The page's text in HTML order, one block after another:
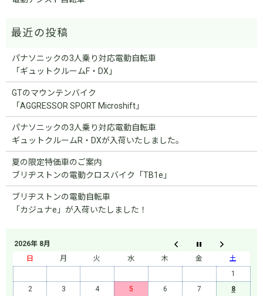
パナソニックの3人乗り対応電動自転車
「ギュットクルームF・DX」
GTのマウンテンバイク
「AGGRESSOR SPORT Microshift」
パナソニックの3人乗り対応電動自転車
ギュットクルームR・DXが入荷いたしました。
夏の限定特価車のご案内
ブリヂストンの電動クロスバイク「TB1e」
ブリヂストンの電動自転車
「カジュナe」が入荷いたしました！
2026年 8月
日
月 火 水 木 金
土
1
2
3 4 5 6 7 8